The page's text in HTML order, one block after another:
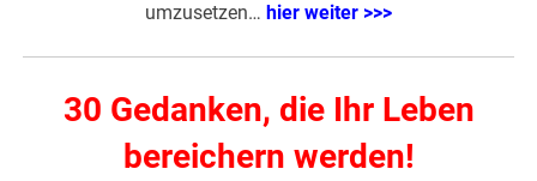
umzusetzen… hier weiter >>>
30 Gedanken, die Ihr Leben
bereichern werden!